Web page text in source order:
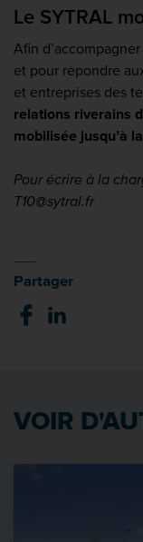
Le SYTRAL
Afin
et pour répondre
et entreprises des
relations riverains
mobilisée jusqu’à
Pour écrire à la
T10@sytral.fr
Partager
VOIR